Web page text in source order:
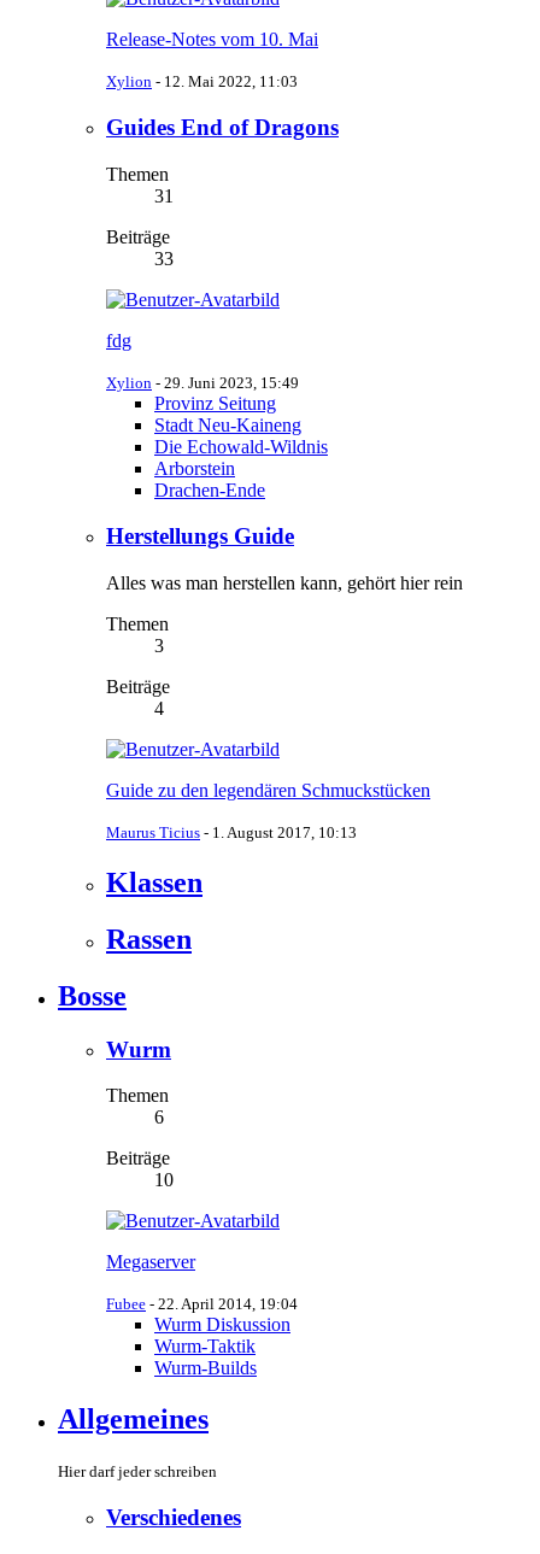
Release-Notes vom 10. Mai
Xylion - 12. Mai 2022, 11:03
Guides End of Dragons
Themen
31
Beiträge
33
fdg
Xylion - 29. Juni 2023, 15:49
Provinz Seitung
Stadt Neu-Kaineng
Die Echowald-Wildnis
Arborstein
Drachen-Ende
Herstellungs Guide
Alles was man herstellen kann, gehört hier rein
Themen
3
Beiträge
4
Guide zu den legendären Schmuckstücken
Maurus Ticius - 1. August 2017, 10:13
Klassen
Rassen
Bosse
Wurm
Themen
6
Beiträge
10
Megaserver
Fubee - 22. April 2014, 19:04
Wurm Diskussion
Wurm-Taktik
Wurm-Builds
Allgemeines
Hier darf jeder schreiben
Verschiedenes